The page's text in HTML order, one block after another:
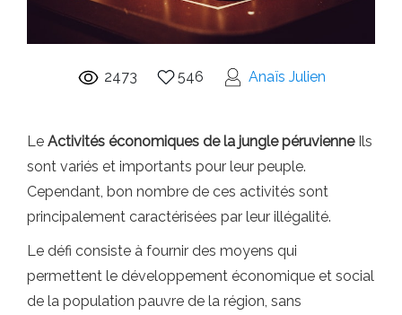
2473 546 Anaïs Julien
Le Activités économiques de la jungle péruvienneIls
sont variés et importants pour leur peuple.
Cependant, bon nombre de ces activités sont
principalement caractérisées par leur illégalité.
Le défi consiste à fournir des moyens qui
permettent le développement économique et social
de la population pauvre de la région, sans